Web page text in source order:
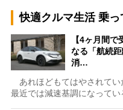
快適クルマ生活 乗
【4ヶ月間
なる「航続
消…
あれほどもてはやされてい
最近では減速基調になって